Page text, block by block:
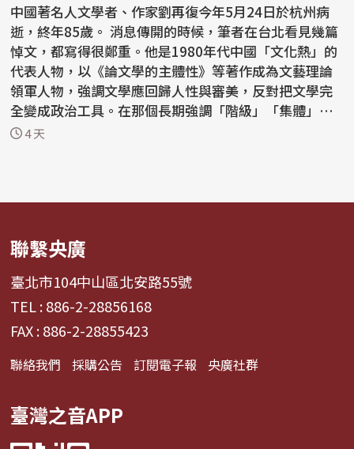
中國著名人文學者、作家劉再復今年5月24日於杭州病
逝，終年85歲。 消息傳開的時候，筆者在台北看見幾篇
悼文，都寫得很鄭重。他是1980年代中國「文化熱」的
代表人物，以《論文學的主體性》等著作成為文藝理論
領軍人物，強調文學應回歸人性與審美，反對把文學完
全變成政治工具。在那個長期強調「階級」「集體」
「革命敘...
4 天
聯繫央廣
臺北市104中山區北安路55號
TEL : 886-2-28856168
FAX : 886-2-28855423
聯絡我們 採購公告 訂閱電子報 央廣社群
臺灣之音APP